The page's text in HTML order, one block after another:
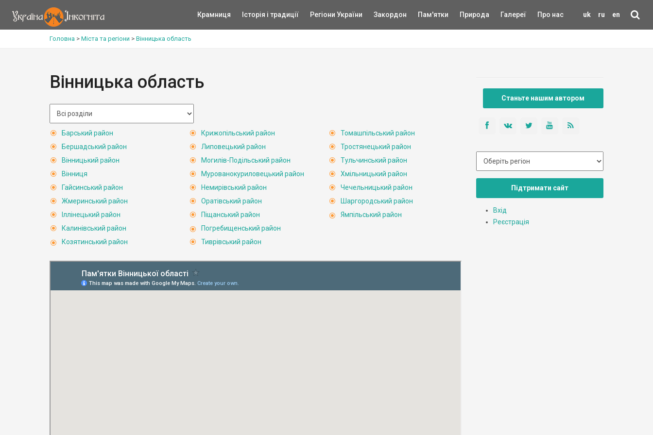
uk ru en
Крамниця Історія і традиції Регіони України Закордон Пам'ятки Природа Галереї Про нас
Головна > Міста та регіони > Вінницька область
Вінницька область
Барський район
Бершадський район
Вінницький район
Вінниця
Гайсинський район
Жмеринський район
Іллінецький район
Калинівський район
Козятинський район
Крижопільський район
Липовецький район
Могилів-Подільський район
Мурованокуриловецький район
Немирівський район
Оратівський район
Піщанський район
Погребищенський район
Тиврівський район
Томашпільський район
Тростянецький район
Тульчинський район
Хмільницький район
Чечельницький район
Шаргородський район
Ямпільський район
Станьте нашим автором
Підтримати сайт
Вхід
Реєстрація